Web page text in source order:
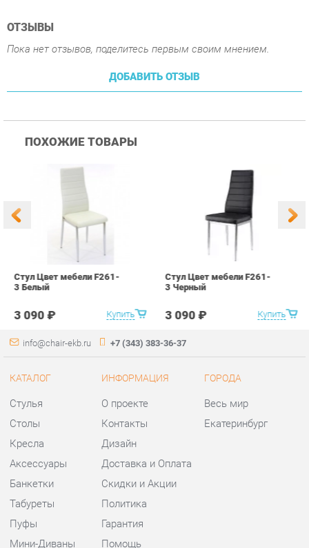
ПОХОЖИЕ ТОВАРЫ
3 090 ₽ Купить
Стул Цвет мебели F261-
info@chair-ekb.ru
КАТАЛОГ
Столы
Кресла
Аксессуары
Банкетки
Пуфы
Комплектующие
ИНФОРМАЦИЯ
Контакты
Дизайн
Доставка и Оплата
Скидки и Акции
Гарантия
ГОРОДА
Екатеринбург
КОНТАКТЫ
Шоурум и склад самовывоза
Адрес: г. Екатеринбург,